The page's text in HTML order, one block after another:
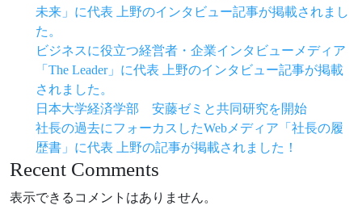
未来」に代表 上野のインタビュー記事が掲載されまし
た。
ビジネスに役立つ経営者・企業インタビューメディア
「The Leader」に代表 上野のインタビュー記事が掲載
されました。
日本大学経済学部 安藤ゼミと共同研究を開始
社長の過去にフォーカスしたWebメディア「社長の履
歴書」に代表 上野の記事が掲載されました！
Recent Comments
表示できるコメントはありません。